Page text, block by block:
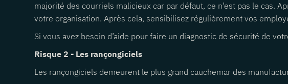
majorité des courriels malicieux car par défaut, ce n’est pas le cas.
votre organisation. Après cela, sensibilisez régulièrement vos
Si vous avez besoin d’aide pour faire un diagnostic de sécurité de
Risque 2 - Les rançongiciels
Les rançongiciels demeurent le plus grand cauchemar des